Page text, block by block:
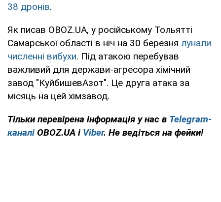
38 дронів.
Як писав OBOZ.UA, у російському Тольятті
Самарської області в ніч на 30 березня лунали
численні вибухи. Під атакою перебував
важливий для держави-агресора хімічний
завод "КуйбишевАзот". Це друга атака за
місяць на цей хімзавод.
Тільки перевірена інформація у нас в Telegram-
каналі OBOZ.UA і Viber. Не ведіться на фейки!